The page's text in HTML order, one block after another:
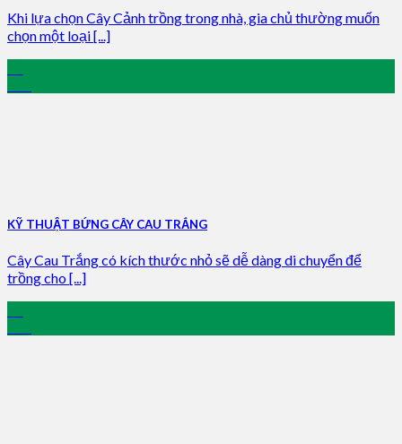
Khi lựa chọn Cây Cảnh trồng trong nhà, gia chủ thường muốn
chọn một loại [...]
KỸ THUẬT BỨNG CÂY CAU TRẮNG
Cây Cau Trắng có kích thước nhỏ sẽ dễ dàng di chuyển để
trồng cho [...]